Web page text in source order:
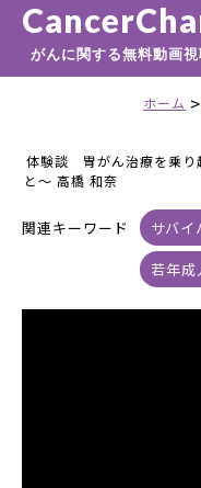
がんに関する無料動画視
ホーム >
体験談 胃がん治療を乗り
と～ 高橋 和奈
関連キーワード サバイ
若年成